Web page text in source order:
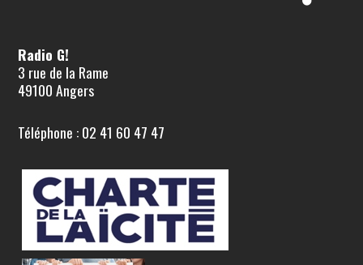
Radio G!
3 rue de la Rame
49100 Angers
Téléphone : 02 41 60 47 47